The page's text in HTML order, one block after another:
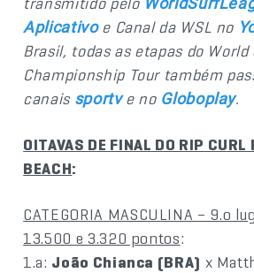
Aplicativoe Canal da WSL no
Brasil, todas as etapas do World
Championship Tour também
canais sportve no Globoplay.
OITAVAS DE FINAL DO RIP CURL
BEACH:
CATEGORIA MASCULINA – 9.o
13.500 e 3.320 pontos:
1.a: João Chianca (BRA) x